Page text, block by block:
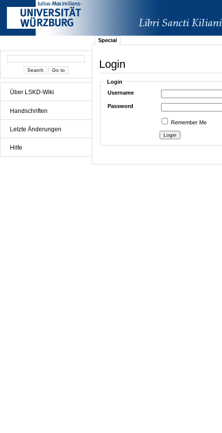
Über LSKD-Wiki
Handschriften
Letzte Änderungen
Hilfe
Special
Login
Login
Username
Password
Remember Me